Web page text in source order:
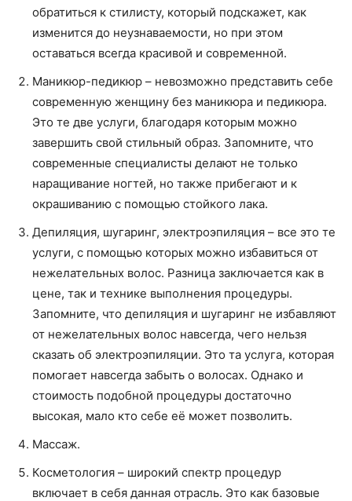
обратиться к стилисту, который подскажет, как
изменится до неузнаваемости, но при этом
оставаться всегда красивой и современной.
Маникюр-педикюр – невозможно представить себе
современную женщину без маникюра и педикюра.
Это те две услуги, благодаря которым можно
завершить свой стильный образ. Запомните, что
современные специалисты делают не только
наращивание ногтей, но также прибегают и к
окрашиванию с помощью стойкого лака.
Депиляция, шугаринг, электроэпиляция – все это те
услуги, с помощью которых можно избавиться от
нежелательных волос. Разница заключается как в
цене, так и технике выполнения процедуры.
Запомните, что депиляция и шугаринг не избавляют
от нежелательных волос навсегда, чего нельзя
сказать об электроэпиляции. Это та услуга, которая
помогает навсегда забыть о волосах. Однако и
стоимость подобной процедуры достаточно
высокая, мало кто себе её может позволить.
Массаж.
Косметология – широкий спектр процедур
включает в себя данная отрасль. Это как базовые